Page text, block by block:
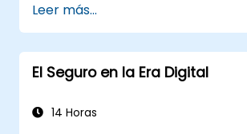
de datos.
Crear mapas dinámicos e
visualizaciones para diversas
aplicaciones.
para optimizar los flujos de
Leer más...
El Seguro en la Era Digital
14 Horas